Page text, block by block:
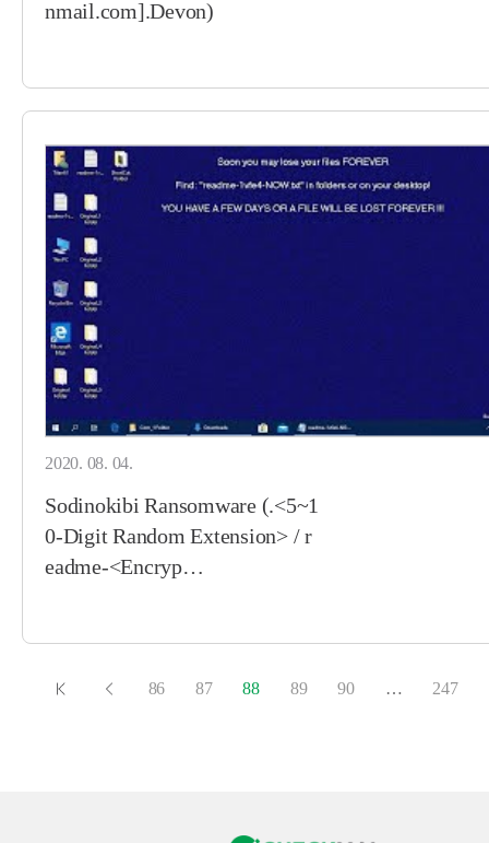
nmail.com].Devon)
2020. 08. 04.
Sodinokibi Ransomware (.<5~1
0-Digit Random Extension> / r
eadme-<Encryp…
86 87 88 89 90 … 247